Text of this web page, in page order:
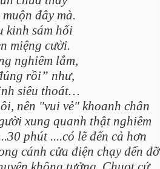
đây mà.
kinh sám hối
miệng cười.
nghiêm lắm,
rồi” như,
siêu thoát…
nên "vui vẻ" khoanh chân
xung quanh thật nghiêm
phút ....có lẽ đến cả hơn
cánh cửa điện chạy đến đỡ